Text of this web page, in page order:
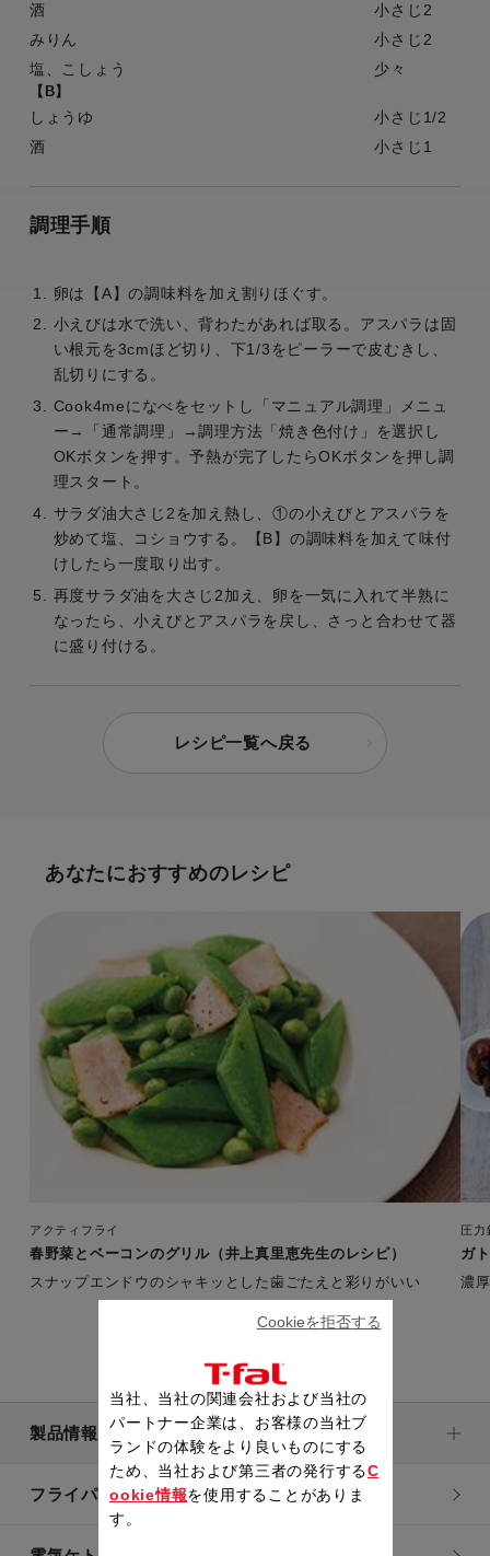
酒
小さじ2
みりん
小さじ2
塩、こしょう
少々
【B】
しょうゆ
小さじ1/2
酒
小さじ1
調理手順
卵は【A】の調味料を加え割りほぐす。
小えびは水で洗い、背わたがあれば取る。アスパラは固
い根元を3cmほど切り、下1/3をピーラーで皮むきし、
乱切りにする。
Cook4meになべをセットし「マニュアル調理」メニュ
ー→「通常調理」→調理方法「焼き色付け」を選択し
OKボタンを押す。予熱が完了したらOKボタンを押し調
理スタート。
サラダ油大さじ2を加え熱し、①の小えびとアスパラを
炒めて塩、コショウする。【B】の調味料を加えて味付
けしたら一度取り出す。
再度サラダ油を大さじ2加え、卵を一気に入れて半熟に
なったら、小えびとアスパラを戻し、さっと合わせて器
に盛り付ける。
レシピ一覧へ戻る
あなたにおすすめのレシピ
アクティフライ
春野菜とベーコンのグリル（井上真里恵先生のレシピ）
スナップエンドウのシャキッとした歯ごたえと彩りがいい
圧力
ガ
濃
製品情報
フライパン・鍋
当社、当社の関連会社および当社の
パートナー企業は、お客様の当社ブ
ランドの体験をより良いものにする
ため、当社および第三者の発行するC
ookie情報を使用することがありま
す。
Cookieを拒否する